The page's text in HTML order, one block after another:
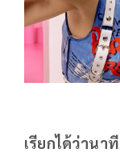
เรียกได้ว่านา